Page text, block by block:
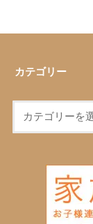
カテゴリー